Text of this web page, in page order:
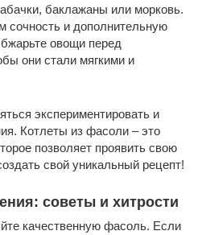
баклажаны или морковь.
сочность и дополнительную
овощи перед
они стали мягкими и
экспериментировать и
Котлеты из фасоли – это
позволяет проявить свою
свой уникальный рецепт!
советы и хитрости
качественную фасоль. Если